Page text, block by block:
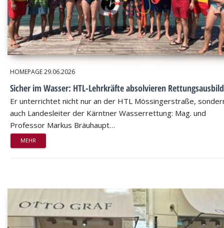
HOMEPAGE29.06.2026
Sicher im Wasser: HTL-Lehrkräfte absolvieren
Er unterrichtet nicht nur an der HTL Mössingerstraße,
auch Landesleiter der Kärntner Wasserrettung: Mag. und
Professor Markus Bräuhaupt…
MEHR